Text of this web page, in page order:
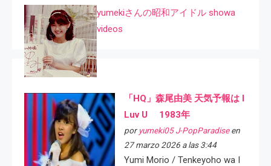
yumekiさんの昭和アイドル showa
videos
「HQ」森尾由美 天気予報は I
Luv U 1983年
por yumeki05 J-PopParadiseen
27 marzo 2026 a las 3:44
Yumi Morio / Tenkeyoho wa I